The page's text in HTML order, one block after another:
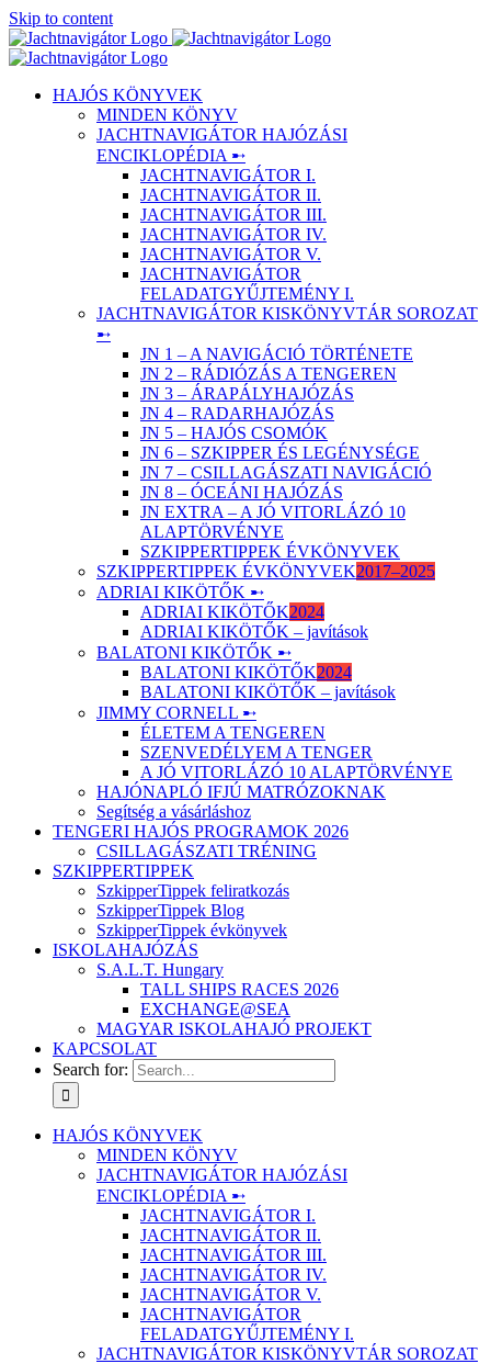
Skip to content
HAJÓS KÖNYVEK
MINDEN KÖNYV
JACHTNAVIGÁTOR HAJÓZÁSI
ENCIKLOPÉDIA ➸
JACHTNAVIGÁTOR I.
JACHTNAVIGÁTOR II.
JACHTNAVIGÁTOR III.
JACHTNAVIGÁTOR IV.
JACHTNAVIGÁTOR V.
JACHTNAVIGÁTOR
FELADATGYŰJTEMÉNY I.
JACHTNAVIGÁTOR KISKÖNYVTÁR SOROZAT
➸
JN 1 – A NAVIGÁCIÓ TÖRTÉNETE
JN 2 – RÁDIÓZÁS A TENGEREN
JN 3 – ÁRAPÁLYHAJÓZÁS
JN 4 – RADARHAJÓZÁS
JN 5 – HAJÓS CSOMÓK
JN 6 – SZKIPPER ÉS LEGÉNYSÉGE
JN 7 – CSILLAGÁSZATI NAVIGÁCIÓ
JN 8 – ÓCEÁNI HAJÓZÁS
JN EXTRA – A JÓ VITORLÁZÓ 10
ALAPTÖRVÉNYE
SZKIPPERTIPPEK ÉVKÖNYVEK
SZKIPPERTIPPEK ÉVKÖNYVEK2017–2025
ADRIAI KIKÖTŐK ➸
ADRIAI KIKÖTŐK2024
ADRIAI KIKÖTŐK – javítások
BALATONI KIKÖTŐK ➸
BALATONI KIKÖTŐK2024
BALATONI KIKÖTŐK – javítások
JIMMY CORNELL ➸
ÉLETEM A TENGEREN
SZENVEDÉLYEM A TENGER
A JÓ VITORLÁZÓ 10 ALAPTÖRVÉNYE
HAJÓNAPLÓ IFJÚ MATRÓZOKNAK
Segítség a vásárláshoz
TENGERI HAJÓS PROGRAMOK 2026
CSILLAGÁSZATI TRÉNING
SZKIPPERTIPPEK
SzkipperTippek feliratkozás
SzkipperTippek Blog
SzkipperTippek évkönyvek
ISKOLAHAJÓZÁS
S.A.L.T. Hungary
TALL SHIPS RACES 2026
EXCHANGE@SEA
MAGYAR ISKOLAHAJÓ PROJEKT
KAPCSOLAT
Search for:
HAJÓS KÖNYVEK
MINDEN KÖNYV
JACHTNAVIGÁTOR HAJÓZÁSI
ENCIKLOPÉDIA ➸
JACHTNAVIGÁTOR I.
JACHTNAVIGÁTOR II.
JACHTNAVIGÁTOR III.
JACHTNAVIGÁTOR IV.
JACHTNAVIGÁTOR V.
JACHTNAVIGÁTOR
FELADATGYŰJTEMÉNY I.
JACHTNAVIGÁTOR KISKÖNYVTÁR SOROZAT